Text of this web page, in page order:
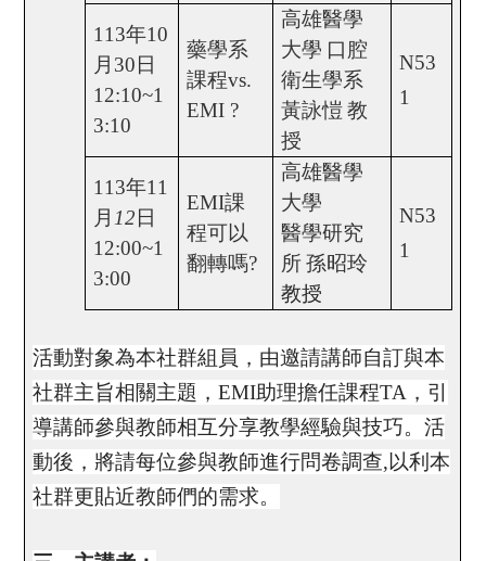
113年10
月 30 日
12:10~1
3:10
藥學系
課程vs.
EMI ?
高雄醫學
大學 口腔
衛生學系
黃詠愷 教
授
N53
1
113年11
月 12 日
12:00~1
3:00
EMI課
程可以
翻轉嗎?
高雄醫學
大學
醫學研究
所 孫昭玲
教授
N53
1
活動對象為本社群組員，由邀請講師自訂與本
社群主旨相關主題，EMI助理擔任課程TA ，引
導講師參與教師相互分享教學經驗與技巧。活
動後，將請每位參與教師進行問卷調查,以利本
社群更貼近教師們的需求。